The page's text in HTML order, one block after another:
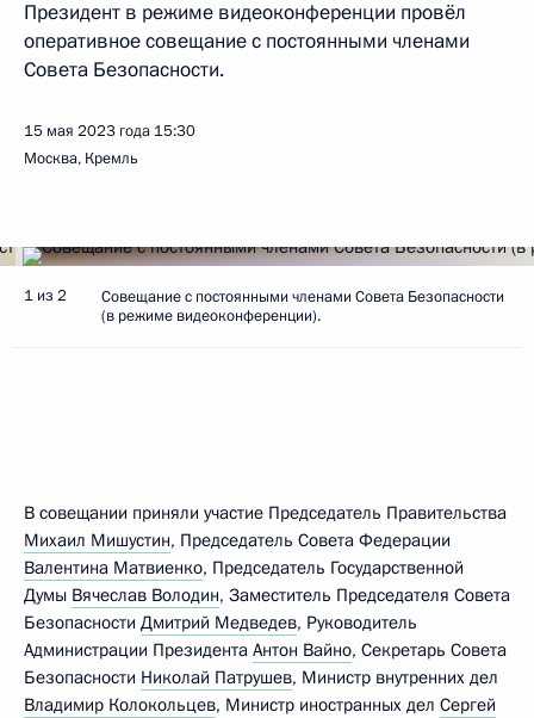
Президент в режиме видеоконференции провёл
оперативное совещание с постоянными членами
Совета Безопасности.
15 мая 2023 года 15:30
Москва, Кремль
1 из 2
Совещание с постоянными членами Совета Безопасности
(в режиме видеоконференции).
В совещании приняли участие Председатель Правительства
Михаил Мишустин, Председатель Совета Федерации
Валентина Матвиенко, Председатель Государственной
Думы Вячеслав Володин, Заместитель Председателя Совета
Безопасности Дмитрий Медведев, Руководитель
Администрации Президента Антон Вайно, Секретарь Совета
Безопасности Николай Патрушев, Министр внутренних дел
Владимир Колокольцев, Министр иностранных дел Сергей